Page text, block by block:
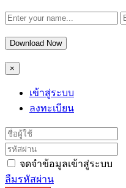
Download Now
×
เข้าสู่ระบบ
ลงทะเบียน
จดจำข้อมูลเข้าสู่ระบบ
ลืมรหัสผ่าน